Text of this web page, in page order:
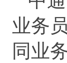
业务
同业